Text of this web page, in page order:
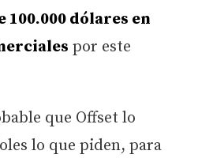
100.000 dólares en
por este
que Offset lo
lo que piden, para